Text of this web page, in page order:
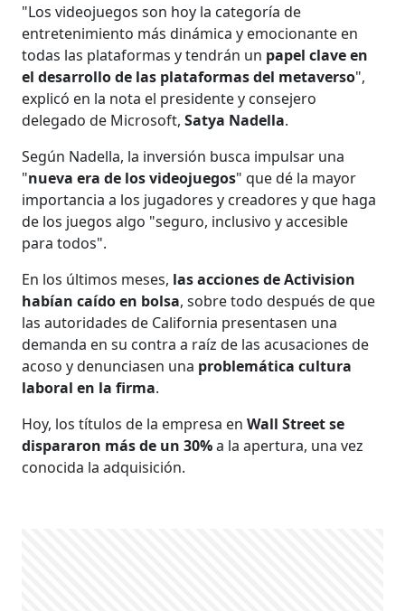
"Los videojuegos son hoy la categoría de
entretenimiento más dinámica y emocionante en
todas las plataformas y tendrán un papel clave en
el desarrollo de las plataformas del metaverso",
explicó en la nota el presidente y consejero
delegado de Microsoft,Satya Nadella.
Según Nadella, la inversión busca impulsar una
"nueva era de los videojuegos" que dé la mayor
importancia a los jugadores y creadores y que haga
de los juegos algo "seguro, inclusivo y accesible
para todos".
En los últimos meses, las acciones de Activision
habían caído en bolsa, sobre todo después de que
las autoridades de California presentasen una
demanda en su contra a raíz de las acusaciones de
acoso y denunciasen una problemática cultura
laboral en la firma.
Hoy, los títulos de la empresa en Wall Street se
dispararon más de un 30%a la apertura, una vez
conocida la adquisición.